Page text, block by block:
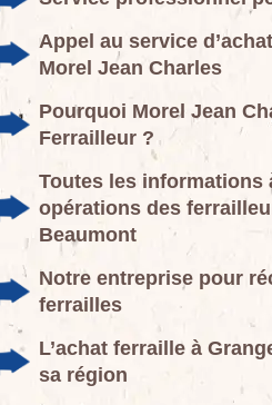
Appel au service
Morel Jean Charles
Pourquoi Morel Jean
Ferrailleur ?
Toutes les informations
opérations des
Beaumont
Notre entreprise pour
ferrailles
L’achat ferraille à
sa région